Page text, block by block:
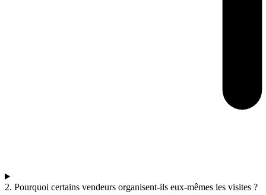
2. Pourquoi certains vendeurs organisent-ils eux-mêmes les visites ?